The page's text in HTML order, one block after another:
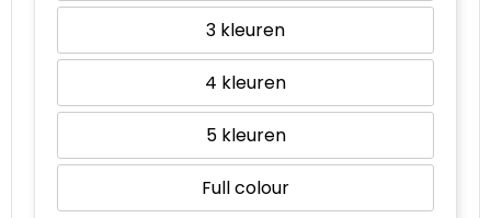
3
4
5
Full colour